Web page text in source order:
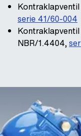
serie 41/60-004
NBR/1.4404,